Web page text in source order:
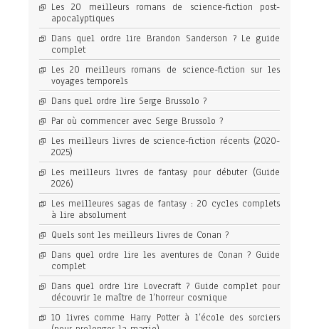
Les 20 meilleurs romans de science-fiction post-
apocalyptiques
Dans quel ordre lire Brandon Sanderson ? Le guide
complet
Les 20 meilleurs romans de science-fiction sur les
voyages temporels
Dans quel ordre lire Serge Brussolo ?
Par où commencer avec Serge Brussolo ?
Les meilleurs livres de science-fiction récents (2020-
2025)
Les meilleurs livres de fantasy pour débuter (Guide
2026)
Les meilleures sagas de fantasy : 20 cycles complets
à lire absolument
Quels sont les meilleurs livres de Conan ?
Dans quel ordre lire les aventures de Conan ? Guide
complet
Dans quel ordre lire Lovecraft ? Guide complet pour
découvrir le maître de l’horreur cosmique
10 livres comme Harry Potter à l’école des sorciers